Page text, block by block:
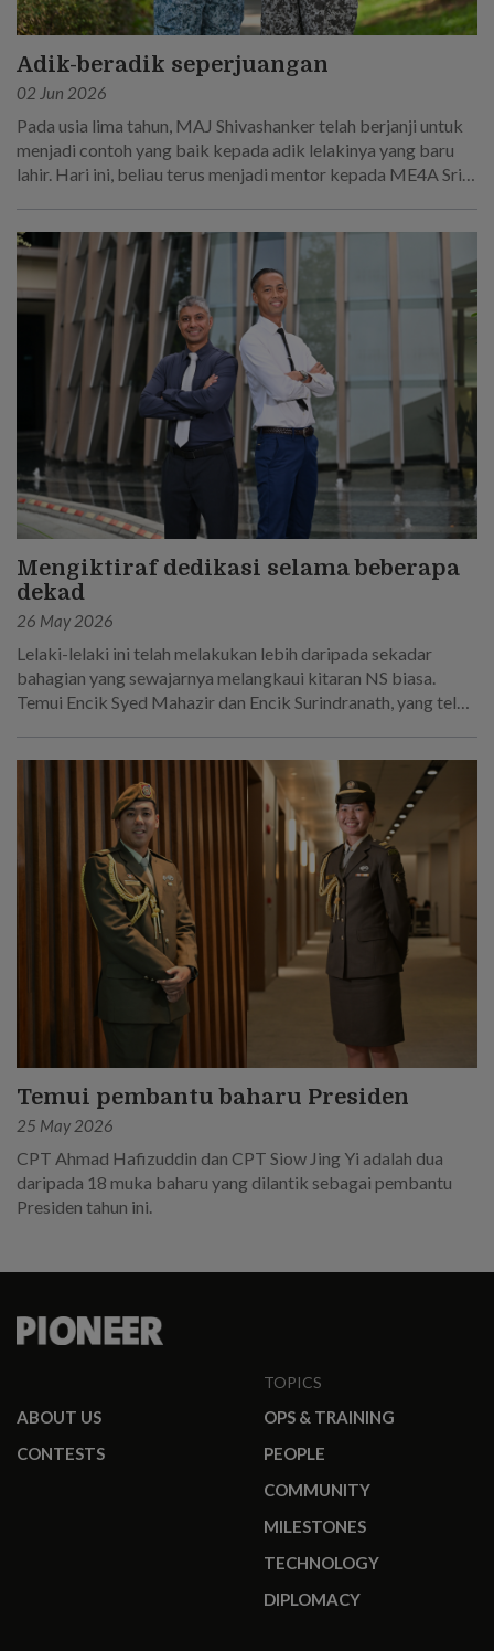
Adik-beradik seperjuangan
02 Jun 2026
Pada usia lima tahun, MAJ Shivashanker telah berjanji untuk
menjadi contoh yang baik kepada adik lelakinya yang baru
lahir. Hari ini, beliau terus menjadi mentor kepada ME4A Sri
Mengiktiraf dedikasi selama beberapa
dekad
26 May 2026
Lelaki-lelaki ini telah melakukan lebih daripada sekadar
bahagian yang sewajarnya melangkaui kitaran NS biasa.
Temui Encik Syed Mahazir dan Encik Surindranath, yang telah
Temui pembantu baharu Presiden
25 May 2026
CPT Ahmad Hafizuddin dan CPT Siow Jing Yi adalah dua
daripada 18 muka baharu yang dilantik sebagai pembantu
Presiden tahun ini.
ABOUT US
CONTESTS
TOPICS
OPS & TRAINING
PEOPLE
COMMUNITY
MILESTONES
TECHNOLOGY
DIPLOMACY